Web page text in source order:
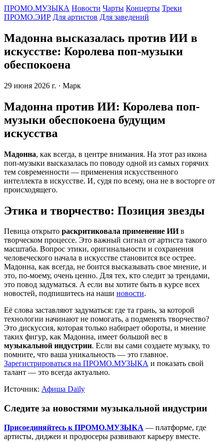
ПРОМО.МУЗЫКА Новости Чарты Концерты Треки
ПРОМО.ЭИР Для артистов Для заведений
Мадонна высказалась против ИИ в
искусстве: Королева поп-музыки
обеспокоена
29 июня 2026 г. · Марк
Мадонна против ИИ: Королева поп-
музыки обеспокоена будущим
искусства
Мадонна, как всегда, в центре внимания. На этот раз икона
поп-музыки высказалась по поводу одной из самых горячих
тем современности — применения искусственного
интеллекта в искусстве. И, судя по всему, она не в восторге от
происходящего.
Этика и творчество: Позиция звезды
Певица открыто раскритиковала применение ИИв
творческом процессе. Это важный сигнал от артиста такого
масштаба. Вопрос этики, оригинальности и сохранения
человеческого начала в искусстве становится все острее.
Мадонна, как всегда, не боится высказывать свое мнение, и
это, по-моему, очень ценно. Для тех, кто следит за трендами,
это повод задуматься. А если вы хотите быть в курсе всех
новостей, подпишитесь на наши новости.
Её слова заставляют задуматься: где та грань, за которой
технологии начинают не помогать, а подменять творчество?
Это дискуссия, которая только набирает обороты, и мнение
таких фигур, как Мадонна, имеет большой вес в
музыкальной индустрии. Если вы сами создаете музыку, то
помните, что ваша уникальность — это главное.
Зарегистрироваться на ПРОМО.МУЗЫКА и показать свой
талант — это всегда актуально.
Источник: Афиша Daily
Следите за новостями музыкальной индустрии
Присоединяйтесь к ПРОМО.МУЗЫКА — платформе, где
артисты, диджеи и продюсеры развивают карьеру вместе.